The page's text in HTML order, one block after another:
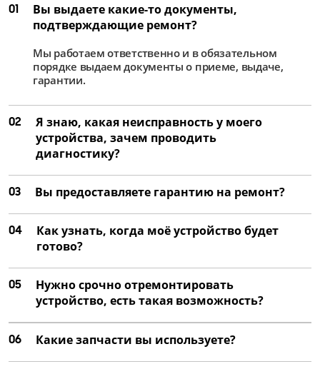
Замена матрицы
от 4 000 ₽
Ремонт матрицы
от 2 500 ₽
Замена цепей питания
от 2 250 ₽
Ремонт цепей питания
01
Вы выдаете какие-то документы,
подтверждающие ремонт?
Мы работаем ответственно и в обязательном
порядке выдаем документы о приеме, выдаче,
гарантии.
02
Я знаю, какая неисправность у моего
устройства, зачем проводить
диагностику?
03 Вы предоставляете гарантию на ремонт?
04
Как узнать, когда моё устройство будет
готово?
05
Нужно срочно отремонтировать
устройство, есть такая возможность?
06 Какие запчасти вы используете?